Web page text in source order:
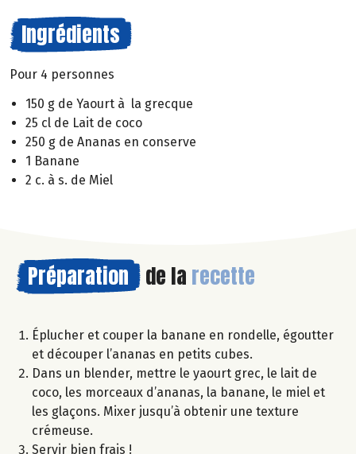
Ingrédients
Pour 4 personnes
150 g de Yaourt à la grecque
25 cl de Lait de coco
250 g de Ananas en conserve
1 Banane
2 c. à s. de Miel
Préparation de la recette
Éplucher et couper la banane en rondelle, égoutter
et découper l’ananas en petits cubes.
Dans un blender, mettre le yaourt grec, le lait de
coco, les morceaux d’ananas, la banane, le miel et
les glaçons. Mixer jusqu’à obtenir une texture
crémeuse.
Servir bien frais !